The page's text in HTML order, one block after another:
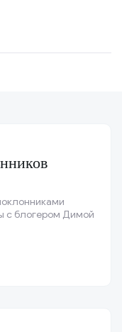
с блогером Димой